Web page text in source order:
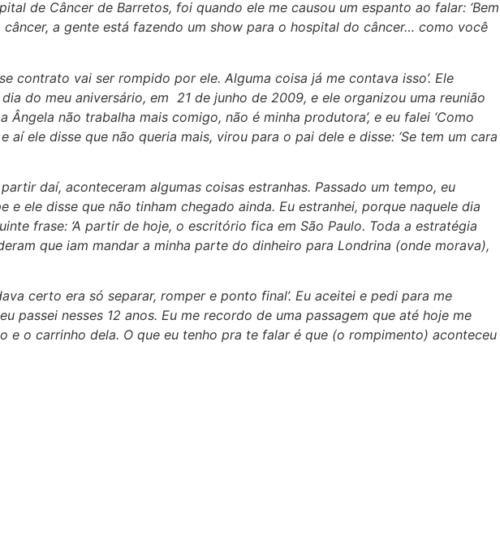
de Câncer de Barretos, foi quando ele me causou um espanto ao falar: ‘Bem
câncer, a gente está fazendo um show para o hospital do câncer… como você
contrato vai ser rompido por ele. Alguma coisa já me contava isso’. Ele
do meu aniversário, em 21 de junho de 2009, e ele organizou uma reunião
não trabalha mais comigo, não é minha produtora’, e eu falei ‘Como
ele disse que não queria mais, virou para o pai dele e disse: ‘Se tem um cara
daí, aconteceram algumas coisas estranhas. Passado um tempo, eu
ele disse que não tinham chegado ainda. Eu estranhei, porque naquele dia
frase: ‘A partir de hoje, o escritório fica em São Paulo. Toda a estratégia
que iam mandar a minha parte do dinheiro para Londrina (onde morava),
certo era só separar, romper e ponto final’. Eu aceitei e pedi para me
nesses 12 anos. Eu me recordo de uma passagem que até hoje me
o carrinho dela. O que eu tenho pra te falar é que (o rompimento) aconteceu